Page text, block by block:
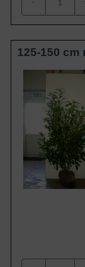
Blätterkleid
in den
perfekten
elliptisch, leicht
glänzend
von 12 cm und
Blüten- und
'Herbergii'
werden
Blütezeit trägt
125-150 cm